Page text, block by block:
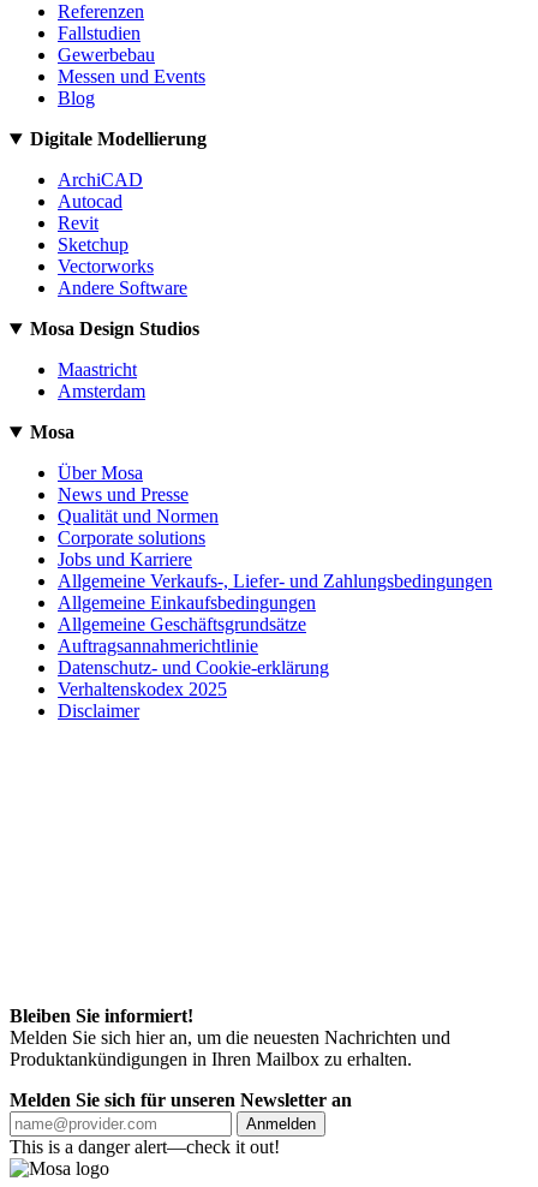
Referenzen
Fallstudien
Gewerbebau
Messen und Events
Blog
Digitale Modellierung
ArchiCAD
Autocad
Revit
Sketchup
Vectorworks
Andere Software
Mosa Design Studios
Maastricht
Amsterdam
Mosa
Über Mosa
News und Presse
Qualität und Normen
Corporate solutions
Jobs und Karriere
Allgemeine Verkaufs-, Liefer- und Zahlungsbedingungen
Allgemeine Einkaufsbedingungen
Allgemeine Geschäftsgrundsätze
Auftragsannahmerichtlinie
Datenschutz- und Cookie-erklärung
Verhaltenskodex 2025
Disclaimer
Bleiben Sie informiert!
Melden Sie sich hier an, um die neuesten Nachrichten und
Produktankündigungen in Ihren Mailbox zu erhalten.
Melden Sie sich für unseren Newsletter an
Anmelden
This is a danger alert—check it out!